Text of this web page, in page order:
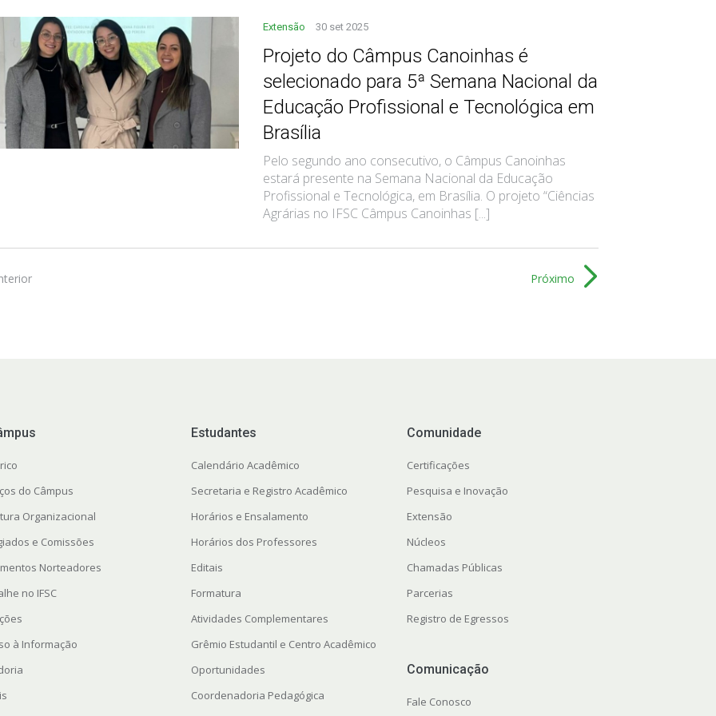
Extensão 30 set 2025
Projeto do Câmpus Canoinhas é
selecionado para 5ª Semana Nacional da
Educação Profissional e Tecnológica em
Brasília
Pelo segundo ano consecutivo, o Câmpus Canoinhas
estará presente na Semana Nacional da Educação
Profissional e Tecnológica, em Brasília. O projeto “Ciências
Agrárias no IFSC Câmpus Canoinhas [...]
Próximo
do Câmpus
Organizacional
e Comissões
Norteadores
no IFSC
à Informação
Estudantes
Calendário Acadêmico
Secretaria e Registro Acadêmico
Horários e Ensalamento
Horários dos Professores
Editais
Formatura
Atividades Complementares
Grêmio Estudantil e Centro Acadêmico
Oportunidades
Coordenadoria Pedagógica
Comunidade
Certificações
Pesquisa e Inovação
Extensão
Núcleos
Chamadas Públicas
Parcerias
Registro de Egressos
Comunicação
Fale Conosco